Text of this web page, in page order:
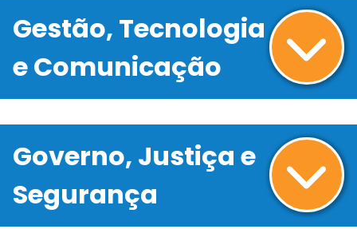
Gestão, Tecnologia
e Comunicação
Governo, Justiça e
Segurança